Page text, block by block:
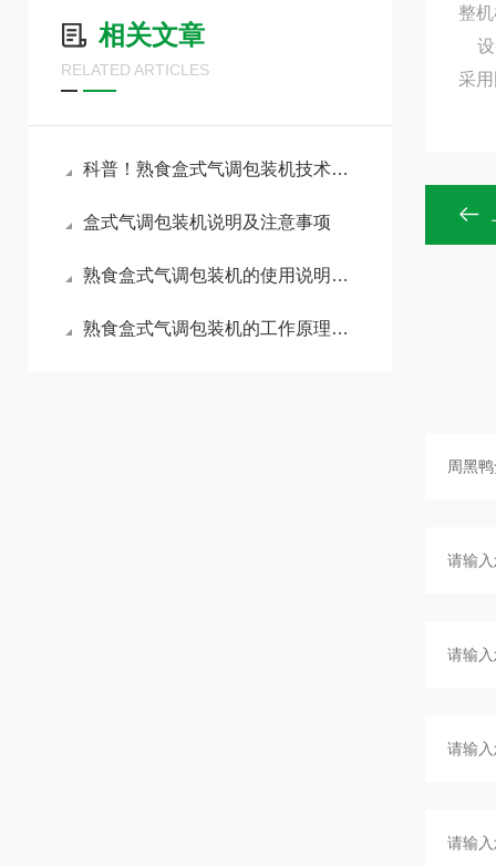
相关文章
RELATED ARTICLES
科普！熟食盒式气调包装机技术揭秘
盒式气调包装机说明及注意事项
熟食盒式气调包装机的使用说明及注意事项
熟食盒式气调包装机的工作原理及其应用领域简述
整
采